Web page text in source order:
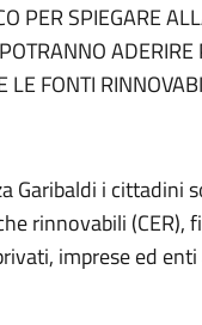
PER SPIEGARE
LE FONTI
Garibaldi i cittadini
rinnovabili (CER),
imprese ed